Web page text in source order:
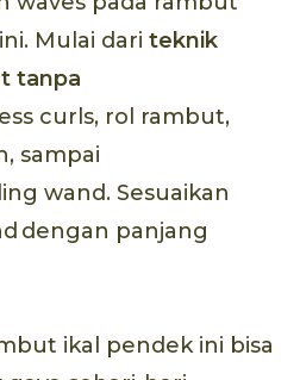
Mulai dari teknik
tanpa
curls, rol rambut,
sampai
wand. Sesuaikan
dengan panjang
ikal pendek ini bisa